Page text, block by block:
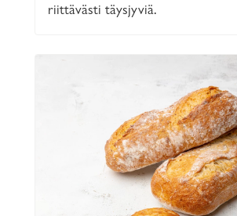
riittävästi täysjyviä.